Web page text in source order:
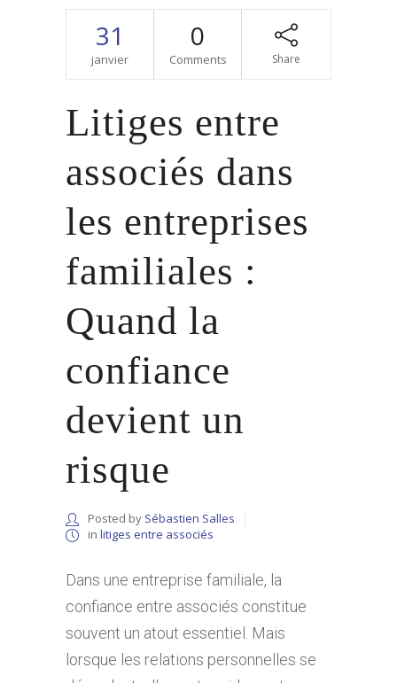
31
janvier
0
Comments Share
Litiges entre
associés dans
les entreprises
familiales :
Quand la
confiance
devient un
risque
Posted by Sébastien Salles
in litiges entre associés
Dans une entreprise familiale, la
confiance entre associés constitue
souvent un atout essentiel. Mais
lorsque les relations personnelles se